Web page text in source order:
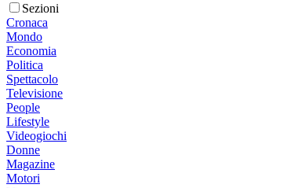
Sezioni
Cronaca
Mondo
Economia
Politica
Spettacolo
Televisione
People
Lifestyle
Videogiochi
Donne
Magazine
Motori